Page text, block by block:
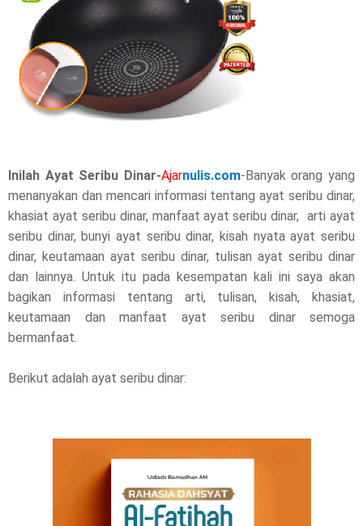
s
s
t
p
l
e
a
Inilah Ayat Seribu Dinar-Ajarnulis.com-Banyak orang yang
menanyakan dan mencari informasi tentang ayat seribu dinar,
khasiat ayat seribu dinar, manfaat ayat seribu dinar, arti ayat
seribu dinar, bunyi ayat seribu dinar, kisah nyata ayat seribu
dinar, keutamaan ayat seribu dinar, tulisan ayat seribu dinar
dan lainnya. Untuk itu pada kesempatan kali ini saya akan
bagikan informasi tentang arti, tulisan, kisah, khasiat,
keutamaan dan manfaat ayat seribu dinar semoga
bermanfaat.
Berikut adalah ayat seribu dinar: